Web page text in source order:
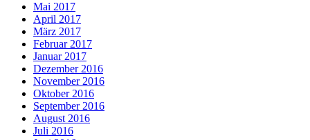
Mai 2017
April 2017
März 2017
Februar 2017
Januar 2017
Dezember 2016
November 2016
Oktober 2016
September 2016
August 2016
Juli 2016